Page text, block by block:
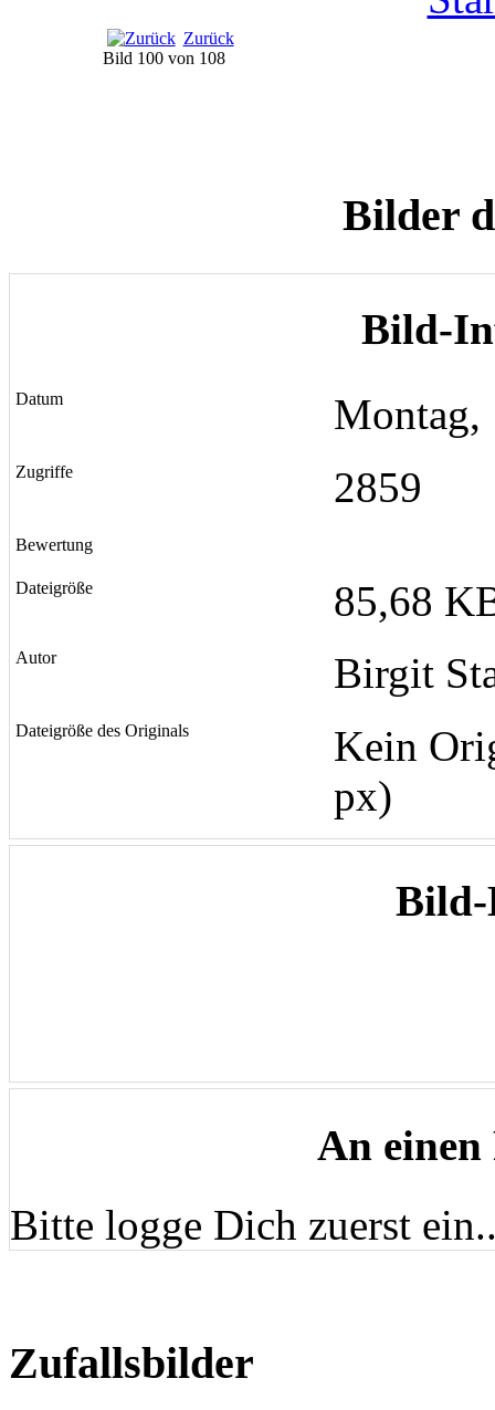
Zurück
Bild 100 von 108
Bilder
Bild-
Datum Montag,
Zugriffe 2859
Bewertung
Dateigröße 85,68
Autor Birgit
Dateigröße des Originals
Kein
px)
Bild-
An einen
Bitte logge Dich zuerst
Zufallsbilder